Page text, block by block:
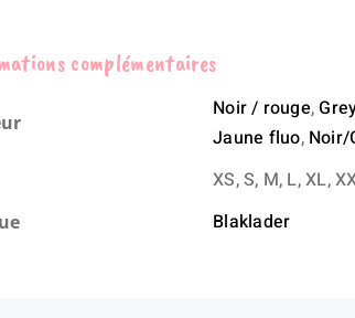
complémentaires
Noir / rouge,
Jaune fluo, Noir/
XS, S, M, L, XL,
Blaklader